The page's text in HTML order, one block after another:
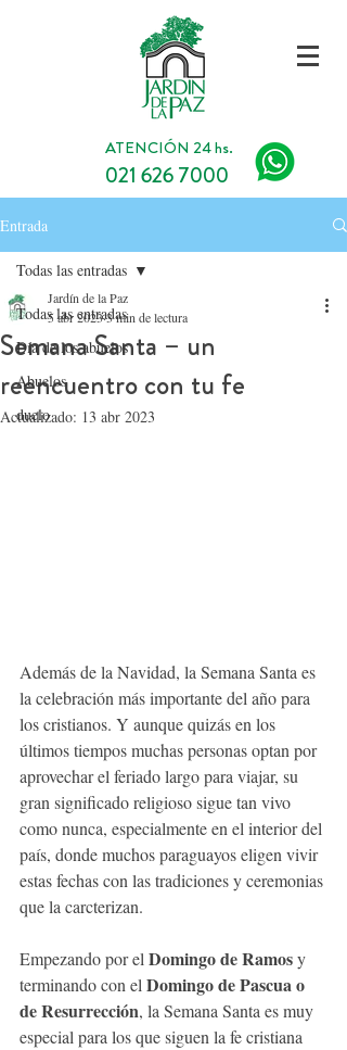
ATENCIÓN 24 hs.
021 626 7000
Entrada
Todas las entradas
Día de los abuelos
Abuelos
duelo
Todas las entradas
Semana Santa – un
reencuentro con tu fe
Jardín de la Paz
5 abr 20233 min de lectura
Actualizado: 13 abr 2023
Además de la Navidad, la Semana Santa es
la celebración más importante del año para
los cristianos. Y aunque quizás en los
últimos tiempos muchas personas optan por
aprovechar el feriado largo para viajar, su
gran significado religioso sigue tan vivo
como nunca, especialmente en el interior del
país, donde muchos paraguayos eligen vivir
estas fechas con las tradiciones y ceremonias
que la carcterizan.
Empezando por el Domingo de Ramos y
terminando con el Domingo de Pascua o
de Resurrección, la Semana Santa es muy
especial para los que siguen la fe cristiana